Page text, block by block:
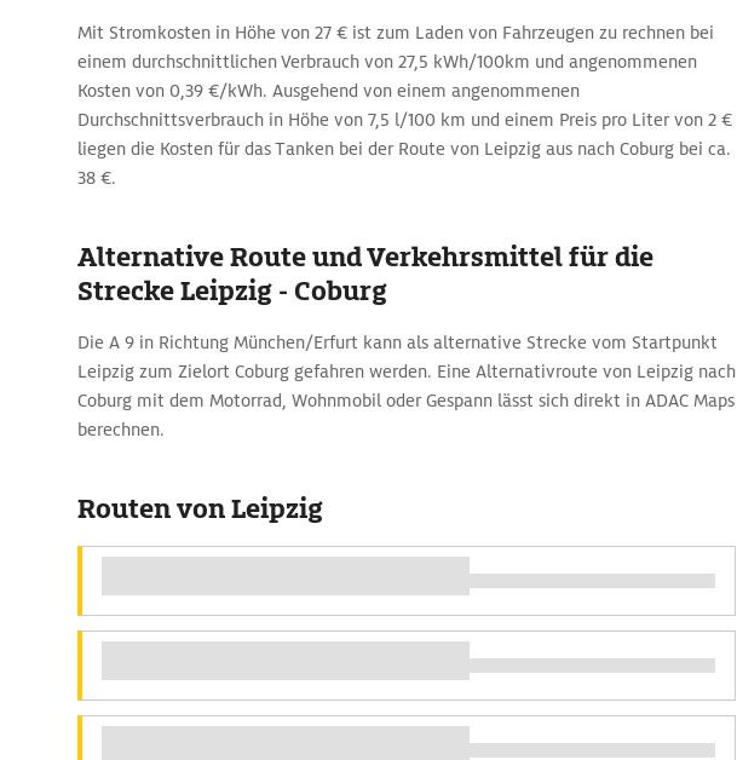
Mit Stromkosten in Höhe von 27 € ist zum Laden von Fahrzeugen zu rechnen bei
einem durchschnittlichen Verbrauch von 27,5 kWh/100km und angenommenen
Kosten von 0,39 €/kWh. Ausgehend von einem angenommenen
Durchschnittsverbrauch in Höhe von 7,5 l/100 km und einem Preis pro Liter von 2 €
liegen die Kosten für das Tanken bei der Route von Leipzig aus nach Coburg bei ca.
38 €.
Alternative Route und Verkehrsmittel für die
Strecke Leipzig - Coburg
Die A 9 in Richtung München/Erfurt kann als alternative Strecke vom Startpunkt
Leipzig zum Zielort Coburg gefahren werden. Eine Alternativroute von Leipzig nach
Coburg mit dem Motorrad, Wohnmobil oder Gespann lässt sich direkt in ADAC Maps
berechnen.
Routen von Leipzig